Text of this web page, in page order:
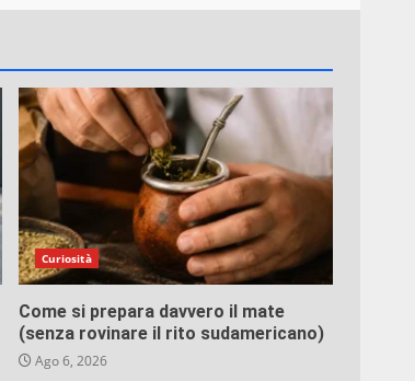
Curiosità
Come si prepara davvero il mate
(senza rovinare il rito sudamericano)
Ago 6, 2026